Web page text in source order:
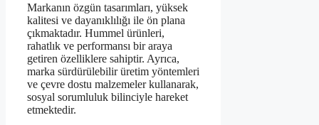
Markanın özgün tasarımları, yüksek
kalitesi ve dayanıklılığı ile ön plana
çıkmaktadır. Hummel ürünleri,
rahatlık ve performansı bir araya
getiren özelliklere sahiptir. Ayrıca,
marka sürdürülebilir üretim yöntemleri
ve çevre dostu malzemeler kullanarak,
sosyal sorumluluk bilinciyle hareket
etmektedir.